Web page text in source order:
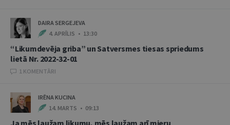
DAIRA SERGEJEVA
4. APRĪLIS • 13:30
“Likumdevēja griba” un Satversmes tiesas spriedums
lietā Nr. 2022-32-01
1 KOMENTĀRI
IRĒNA KUCINA
14. MARTS • 09:13
Ja mēs laužam likumu, mēs laužam arī mieru